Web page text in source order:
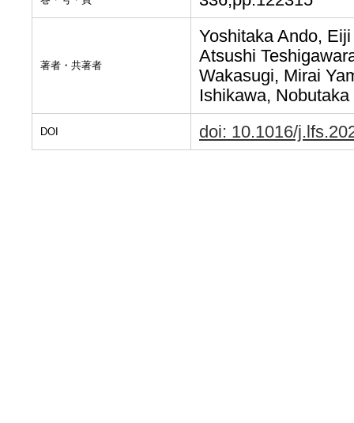
著者・共著者
Yoshitaka Ando,
Atsushi
Wakasugi, Mirai
Ishikawa,
DOI doi: 10.1016/